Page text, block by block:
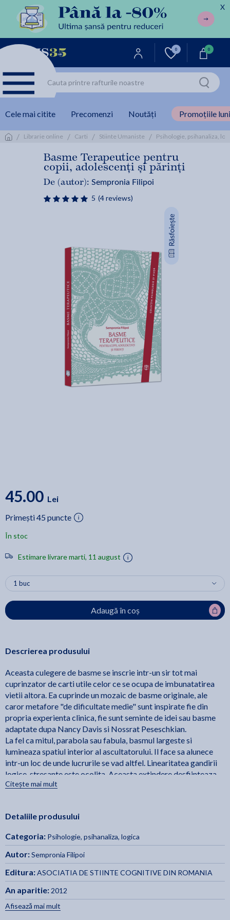
X
0 0
Cele mai citite Precomenzi Noutăți Promoțiile
/ Librarie online / Carti / Stiinte Umaniste / Psihologie, psihanaliza,
Basme Terapeutice pentru
copii, adolescenți și părinți
De (autor): Sempronia Filipoi
5 (4 reviews)
45.00 Lei
Primești 45 puncte
În stoc
Estimare livrare marti, 11 august
Adaugă în coș
Descrierea produsului
Aceasta culegere de basme se inscrie intr-un sir tot mai
cuprinzator de carti utile celor ce se ocupa de imbunatatirea
vietii altora. Ea cuprinde un mozaic de basme originale, ale
caror metafore "de dificultate medie" sunt inspirate fie din
propria experienta clinica, fie sunt seminte de idei sau basme
adaptate dupa Nancy Davis si Nossrat Peseschkian.
La fel ca mitul, parabola sau fabula, basmul largeste si
lumineaza spatiul interior al ascultatorului. Il face sa alunece
intr-un loc de unde lucrurile se vad altfel. Linearitatea gandirii
logice, stresante este ocolita. Aceasta extindere desfiinteaza
pozitia in care era blocat initial pacientul, confruntat cu
suspenda acea stare, actionand neexplicit prin intermediul
impas. O transforma in posibilitate - ceea ce inseamna tot o
schimbare de sens, pentru ca starea patogena este pusa intr-o
noua lumina, este privita din alt unghi.
Basmul seamana mai curand cu o lectie indirecta, emotionala,
de viata. Sparge tiparul vechi de comportament. Submineaza
acea atitudine coroziva, nefericita, disperata, fata de problema
aparent insurmontabila in care subiectul se simtea inchis,
Citește mai mult
Detaliile produsului
Categoria: Psihologie, psihanaliza, logica
Autor:Sempronia Filipoi
Editura:ASOCIATIA DE STIINTE COGNITIVE DIN ROMANIA
An aparitie: 2012
Afisează mai mult